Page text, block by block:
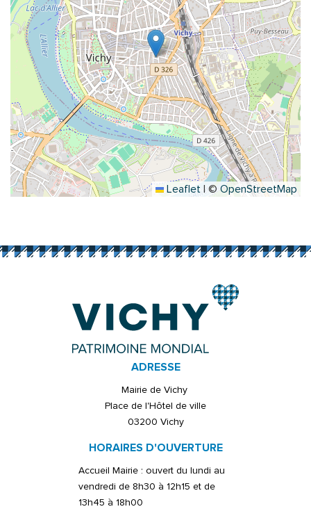
Leaflet |©OpenStreetMap
ADRESSE
Mairie de Vichy
Place de l'Hôtel de ville
03200 Vichy
HORAIRES D'OUVERTURE
Accueil Mairie : ouvert du lundi au
vendredi de 8h30 à 12h15 et de
13h45 à 18h00